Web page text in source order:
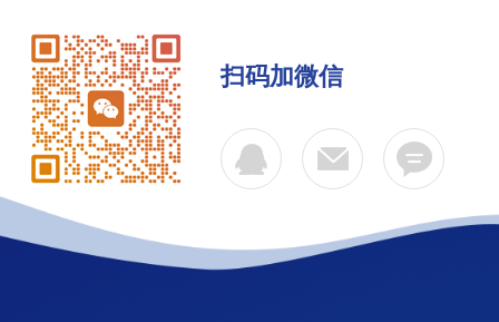
扫码加微信